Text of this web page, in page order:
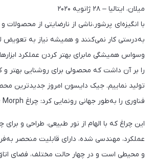
میلان، ایتالیا – ۲۸ ژانویه ۲۰۲۰
با انگیزه‌ای پرشور،ناشی از نارضایتی از
به‌درستی کار نمی‌کنند و همیشه نیاز به تعویض
وسواس همیشگی مابرای بهتر کردن عملکرد
را بر آن داشت که محصولی برای روشنایی بهتر و
تولید نماییم. جیک دایسون امروز جدیدترین
فناوری را به‌طور جهانی رونمایی کرد: چراغ Dyson Solarcycle Morph.
این چراغ که با الهام از نور طبیعی، طراحی و
عملکرد، مهندسی شده، دارای قابلیت منحصر‌
و محیطی است و در چهار حالت مختلف، فضای اتاق